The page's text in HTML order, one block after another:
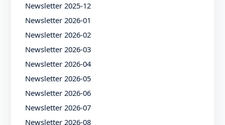
Newsletter 2025-12
Newsletter 2026-01
Newsletter 2026-02
Newsletter 2026-03
Newsletter 2026-04
Newsletter 2026-05
Newsletter 2026-06
Newsletter 2026-07
Newsletter 2026-08